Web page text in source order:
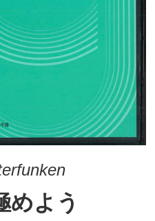
めよう